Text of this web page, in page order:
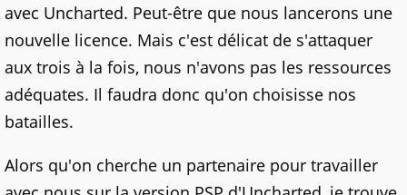
avec Uncharted. Peut-être que nous lancerons une
nouvelle licence. Mais c'est délicat de s'attaquer
aux trois à la fois, nous n'avons pas les ressources
adéquates. Il faudra donc qu'on choisisse nos
batailles.
Alors qu'on cherche un partenaire pour travailler